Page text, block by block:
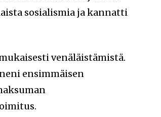
sosialismia ja kannatti
venäläistämistä.
ensimmäisen